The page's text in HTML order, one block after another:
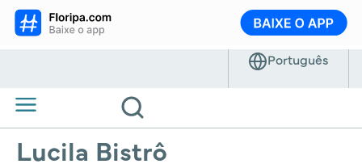
Lucila Bistrô